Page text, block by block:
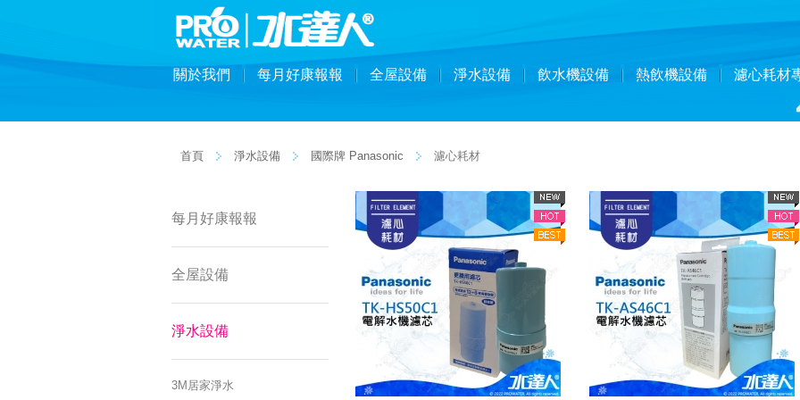
關於我們 每月好康報報 全屋設備 淨水設備 飲水機設備 熱飲機設備 濾心耗材
首頁 淨水設備 國際牌 Panasonic 濾心耗材
每月好康報報
全屋設備
淨水設備
3M居家淨水